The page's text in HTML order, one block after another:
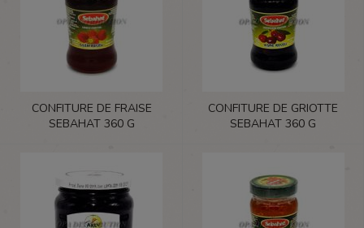
CONFITURE DE FRAISE
SEBAHAT 360 G
CONFITURE DE GRIOTTE
SEBAHAT 360 G